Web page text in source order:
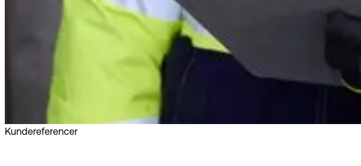
Kundereferencer